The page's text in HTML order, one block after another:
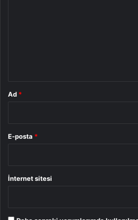
Ad *
E-posta *
İnternet sitesi